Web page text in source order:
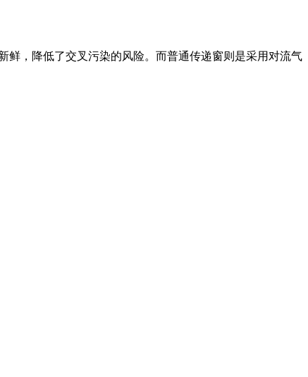
鲜，降低了交叉污染的风险。而普通传递窗则是采用对流气